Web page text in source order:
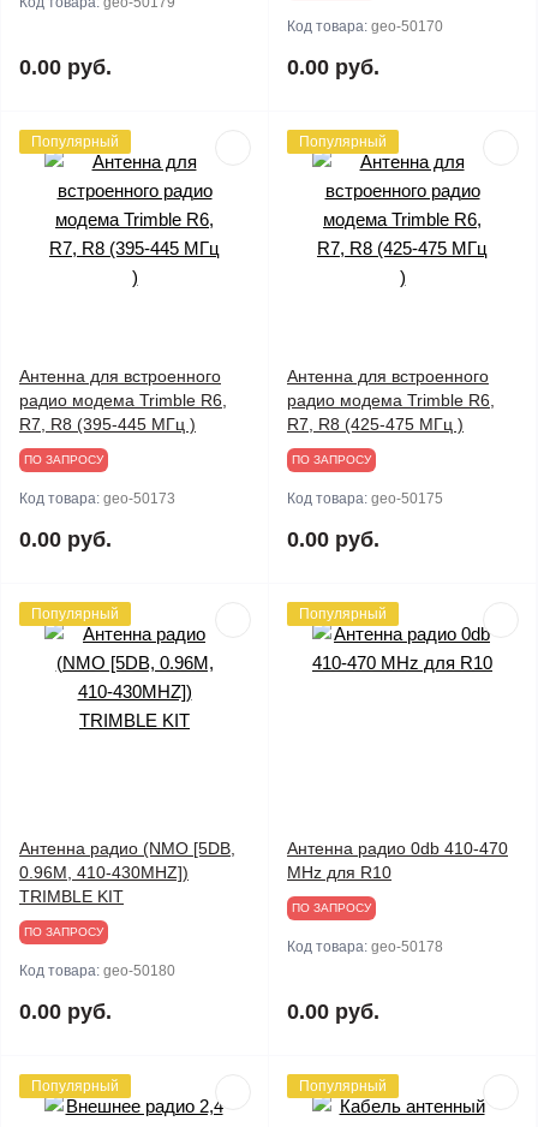
0.00 руб.
Код товара: geo-50170
0.00 руб.
Популярный
Антенна для встроенного
радио модема Trimble R6,
R7, R8 (395-445 МГц )
ПО ЗАПРОСУ
Код товара: geo-50173
0.00 руб.
Популярный
Антенна для встроенного
радио модема Trimble R6,
R7, R8 (425-475 МГц )
ПО ЗАПРОСУ
Код товара: geo-50175
0.00 руб.
Популярный
Антенна радио (NMO [5DB,
0.96М, 410-430MHZ])
TRIMBLE KIT
ПО ЗАПРОСУ
Код товара: geo-50180
0.00 руб.
Популярный
Антенна радио 0db 410-470
MHz для R10
ПО ЗАПРОСУ
Код товара: geo-50178
0.00 руб.
Популярный Популярный